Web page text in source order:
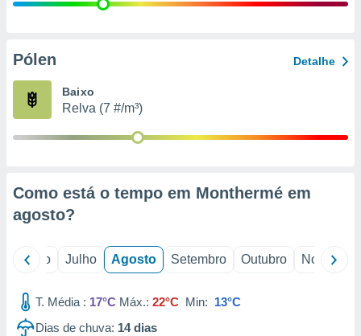
e
de
Pólen Detalhe
Baixo
Relva (7 #/m³)
Como está o tempo em Monthermé em
agosto?
Junho Julho Agosto Setembro Outubro Novembro
T. Média : 17°C Máx.: 22°C Min: 13°C
Dias de chuva: 14dias